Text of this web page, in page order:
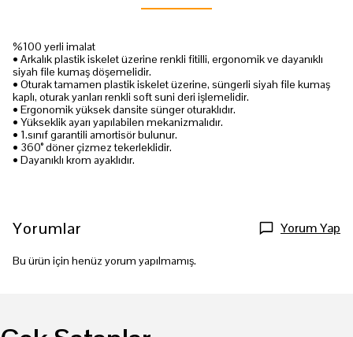
%100 yerli imalat
• Arkalık plastik iskelet üzerine renkli fitilli, ergonomik ve dayanıklı
siyah file kumaş döşemelidir.
• Oturak tamamen plastik iskelet üzerine, süngerli siyah file kumaş
kaplı, oturak yanları renkli soft suni deri işlemelidir.
• Ergonomik yüksek dansite sünger oturaklıdır.
• Yükseklik ayarı yapılabilen mekanizmalıdır.
• 1.sınıf garantili amortisör bulunur.
• 360° döner çizmez tekerleklidir.
• Dayanıklı krom ayaklıdır.
Yorumlar Yorum Yap
Bu ürün için henüz yorum yapılmamış.